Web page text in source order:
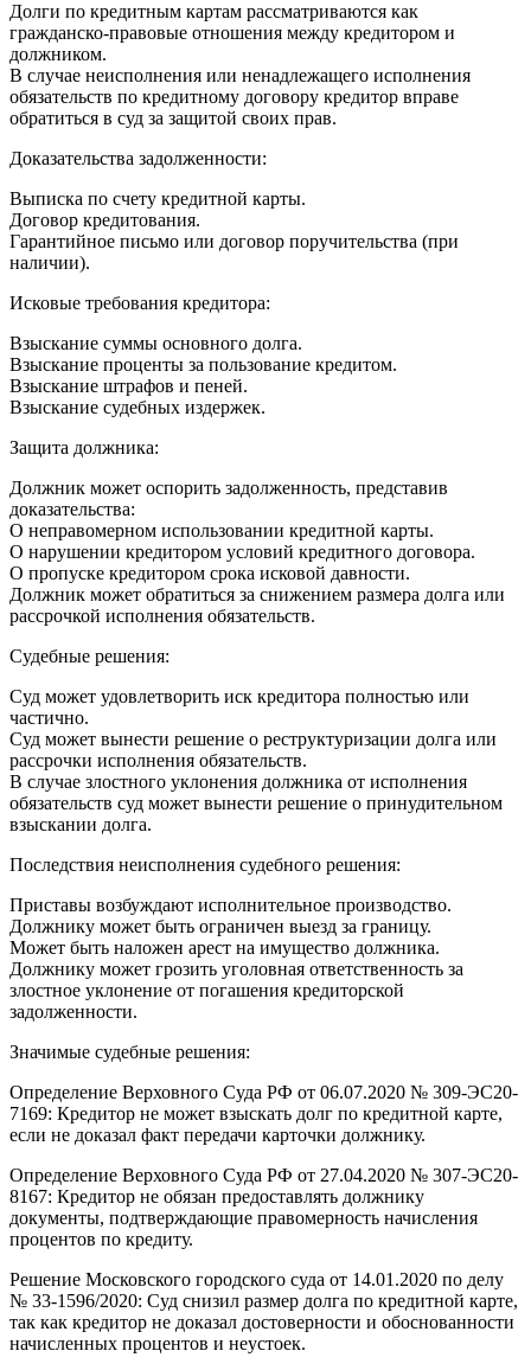
Долги по кредитным картам рассматриваются как
гражданско-правовые отношения между кредитором и
должником.
В случае неисполнения или ненадлежащего исполнения
обязательств по кредитному договору кредитор вправе
обратиться в суд за защитой своих прав.
Доказательства задолженности:
Выписка по счету кредитной карты.
Договор кредитования.
Гарантийное письмо или договор поручительства (при
наличии).
Исковые требования кредитора:
Взыскание суммы основного долга.
Взыскание проценты за пользование кредитом.
Взыскание штрафов и пеней.
Взыскание судебных издержек.
Защита должника:
Должник может оспорить задолженность, представив
доказательства:
О неправомерном использовании кредитной карты.
О нарушении кредитором условий кредитного договора.
О пропуске кредитором срока исковой давности.
Должник может обратиться за снижением размера долга или
рассрочкой исполнения обязательств.
Судебные решения:
Суд может удовлетворить иск кредитора полностью или
частично.
Суд может вынести решение о реструктуризации долга или
рассрочки исполнения обязательств.
В случае злостного уклонения должника от исполнения
обязательств суд может вынести решение о принудительном
взыскании долга.
Последствия неисполнения судебного решения:
Приставы возбуждают исполнительное производство.
Должнику может быть ограничен выезд за границу.
Может быть наложен арест на имущество должника.
Должнику может грозить уголовная ответственность за
злостное уклонение от погашения кредиторской
задолженности.
Значимые судебные решения:
Определение Верховного Суда РФ от 06.07.2020 № 309-ЭС20-
7169: Кредитор не может взыскать долг по кредитной карте,
если не доказал факт передачи карточки должнику.
Определение Верховного Суда РФ от 27.04.2020 № 307-ЭС20-
8167: Кредитор не обязан предоставлять должнику
документы, подтверждающие правомерность начисления
процентов по кредиту.
Решение Московского городского суда от 14.01.2020 по делу
№ 33-1596/2020: Суд снизил размер долга по кредитной карте,
так как кредитор не доказал достоверности и обоснованности
начисленных процентов и неустоек.